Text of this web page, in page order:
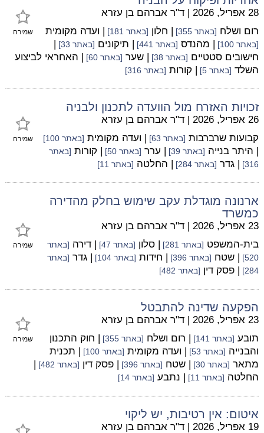
שמירה
28 אפריל, 2026 | ד"ר אברהם בן עזרא
רום ושלח [באתר 355] | חלון [באתר 181] | ועדה מקומית
[באתר 100] | מהנדס [באתר 441] | תיקונים [באתר 33]
|
חישובים סטטיים [באתר 38] | שער [באתר 60]
| האחראי לביצוע
השלד [באתר 5] | קורות [באתר 316]
זכויות האזרח מול הוועדה לתכנון ולבניה
שמירה
26 אפריל, 2026 | ד"ר אברהם בן עזרא
קבועות שרברבות [באתר 63] | ועדה מקומית [באתר 100]
| היתר בנייה [באתר 39] | ערר [באתר 50] | קורות [באתר
316]
| גדר [באתר 284] | החלטה [באתר 11]
ארנונה מוגדלת עקב שימוש בחלק מהדירה
כמשרד
שמירה
23 אפריל, 2026 | ד"ר אברהם בן עזרא
בית-המשפט [באתר 281] | סלון [באתר 47] | דירה [באתר
520]
| שטח [באתר 396] | חידות [באתר 104] | גדר [באתר
284]
| פסק דין [באתר 482]
הפקעה שדינה להתבטל
שמירה
23 אפריל, 2026 | ד"ר אברהם בן עזרא
תובע [באתר 141] | רום ושלח [באתר 355]
| חוק התכנון
והבנייה [באתר 53] | ועדה מקומית [באתר 100]
| תכנית
מתאר [באתר 30] | שטח [באתר 396] | פסק דין [באתר 482]
|
החלטה [באתר 11] | נתבע [באתר 14]
איטום: אין רטיבות, יש ליקוי
19 אפריל, 2026 | ד"ר אברהם בן עזרא